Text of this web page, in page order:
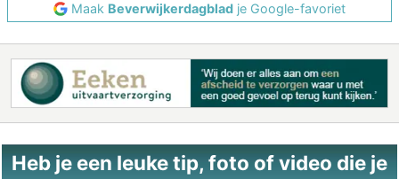
Maak Beverwijkerdagblad je Google-favoriet
Heb je een leuke tip, foto of video die je